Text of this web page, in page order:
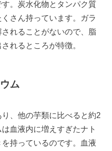
。炭水化物とタンパク質
さん持っています。ガラ
れることがないので、脂
れるところが特徴。
ム
、他の芋類に比べると約2
血液内に増えすぎたナト
持っているのです。血液